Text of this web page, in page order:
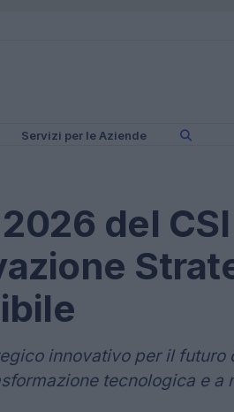
Servizi per le Aziende
del CSI
innovativo per il futuro
tecnologica e a